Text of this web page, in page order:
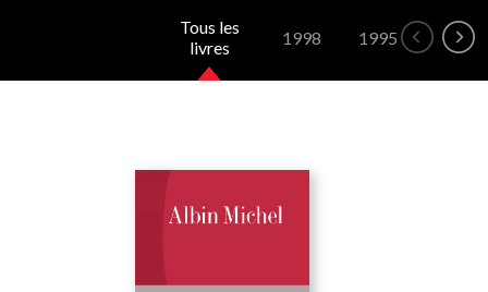
Tous les
livres
1998 1995 1994